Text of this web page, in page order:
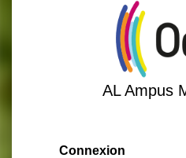
AL Ampus
Connexion